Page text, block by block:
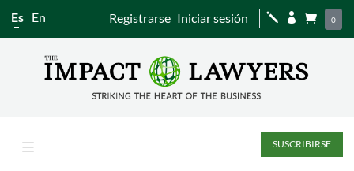
Es En Registrarse Iniciar sesión j   0
SUSCRIBIRSE